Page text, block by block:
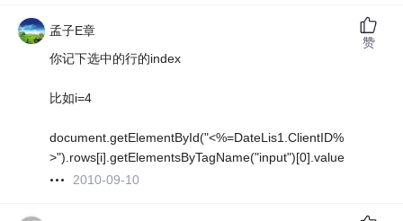
孟子E章
你记下选中的行的index
比如i=4
document.getElementById("<%=DateLis1.ClientID%
>").rows[i].getElementsByTagName("input")[0].value
2010-09-10
赞